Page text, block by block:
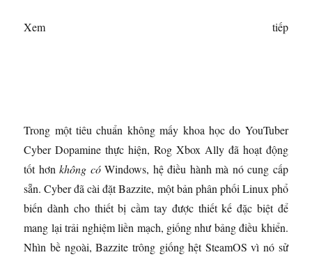
Xem tiếp
Trong một tiêu chuẩn không mấy khoa học do YouTuber
Cyber ​​Dopamine thực hiện, Rog Xbox Ally đã hoạt động
tốt hơnkhông cóWindows, hệ điều hành mà nó cung cấp
sẵn. Cyber ​​đã cài đặt Bazzite, một bản phân phối Linux phổ
biến dành cho thiết bị cầm tay được thiết kế đặc biệt để
mang lại trải nghiệm liền mạch, giống như bảng điều khiển.
Nhìn bề ngoài, Bazzite trông giống hệt SteamOS vì nó sử